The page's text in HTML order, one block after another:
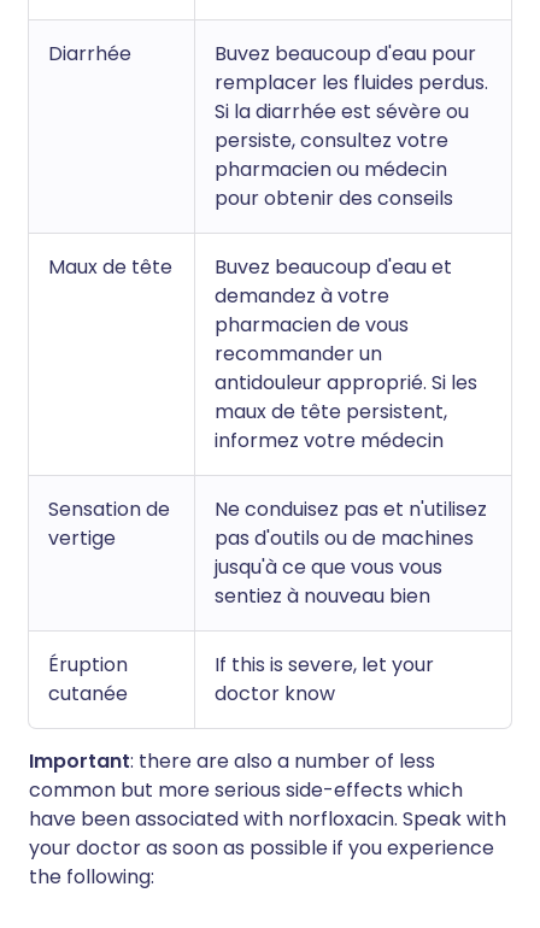
Diarrhée
Buvez beaucoup d'eau pour
remplacer les fluides perdus.
Si la diarrhée est sévère ou
persiste, consultez votre
pharmacien ou médecin
pour obtenir des conseils
Maux de tête
Buvez beaucoup d'eau et
demandez à votre
pharmacien de vous
recommander un
antidouleur approprié. Si les
maux de tête persistent,
informez votre médecin
Sensation de
vertige
Ne conduisez pas et n'utilisez
pas d'outils ou de machines
jusqu'à ce que vous vous
sentiez à nouveau bien
Éruption
cutanée
If this is severe, let your
doctor know
Important: there are also a number of less
common but more serious side-effects which
have been associated with norfloxacin. Speak with
your doctor as soon as possible if you experience
the following: